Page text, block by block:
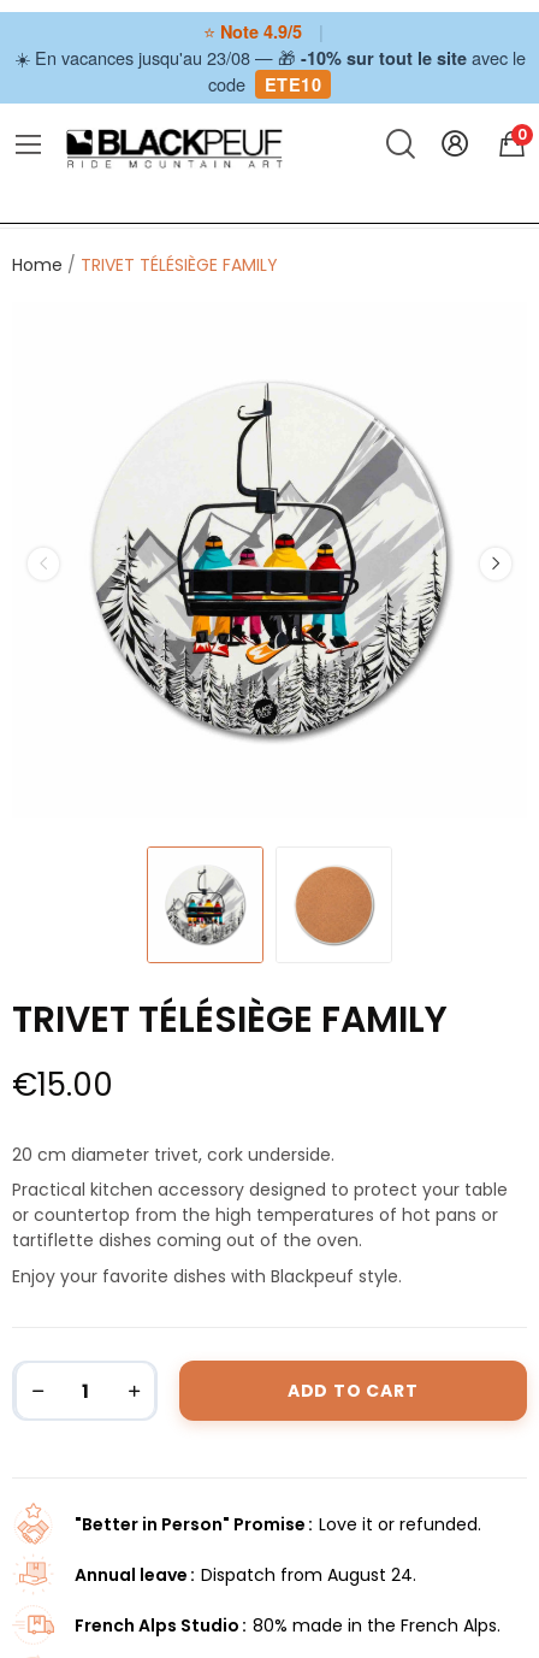
⭐ Note 4.9/5
|
☀️ En vacances jusqu'au 23/08 — 🎁 -10% sur tout le siteavec le
code
ETE10
0
Home TRIVET TÉLÉSIÈGE FAMILY
TRIVET TÉLÉSIÈGE FAMILY
€15.00
20 cm diameter trivet, cork underside.
Practical kitchen accessory designed to protect your table
or countertop from the high temperatures of hot pans or
tartiflette dishes coming out of the oven.
Enjoy your favorite dishes with Blackpeuf style.
ADD TO CART
"Better in Person" Promise Love it or refunded.
Annual leave Dispatch from August 24.
French Alps Studio 80% made in the French Alps.